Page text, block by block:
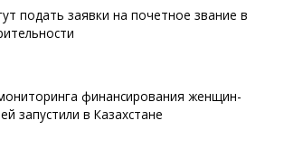
подать заявки на почетное звание в
финансирования женщин-
запустили в Казахстане